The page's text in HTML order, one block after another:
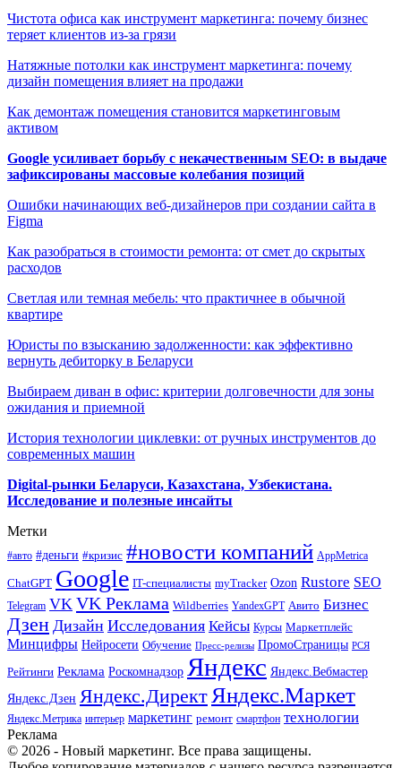
Чистота офиса как инструмент маркетинга: почему бизнес
теряет клиентов из-за грязи
Натяжные потолки как инструмент маркетинга: почему
дизайн помещения влияет на продажи
Как демонтаж помещения становится маркетинговым
активом
Google усиливает борьбу с некачественным SEO: в выдаче
зафиксированы массовые колебания позиций
Ошибки начинающих веб-дизайнеров при создании сайта в
Figma
Как разобраться в стоимости ремонта: от смет до скрытых
расходов
Светлая или темная мебель: что практичнее в обычной
квартире
Юристы по взысканию задолженности: как эффективно
вернуть дебиторку в Беларуси
Выбираем диван в офис: критерии долговечности для зоны
ожидания и приемной
История технологии циклевки: от ручных инструментов до
современных машин
Digital-рынки Беларуси, Казахстана, Узбекистана.
Исследование и полезные инсайты
Метки
#авто #деньги #кризис #новости компаний AppMetrica
ChatGPT Google IT-специалисты myTracker Ozon Rustore SEO
Telegram VK VK Реклама Wildberries YandexGPT Авито Бизнес
Дзен Дизайн Исследования Кейсы Курсы Маркетплейс
Минцифры Нейросети Обучение Пресс-релизы ПромоСтраницы РСЯ
Рейтинги Реклама Роскомнадзор Яндекс Яндекс.Вебмастер
Яндекс.Дзен Яндекс.ДиректЯндекс.Маркет
Яндекс.Метрика интерьер маркетинг ремонт смартфон технологии
Реклама
© 2026 - Новый маркетинг. Все права защищены.